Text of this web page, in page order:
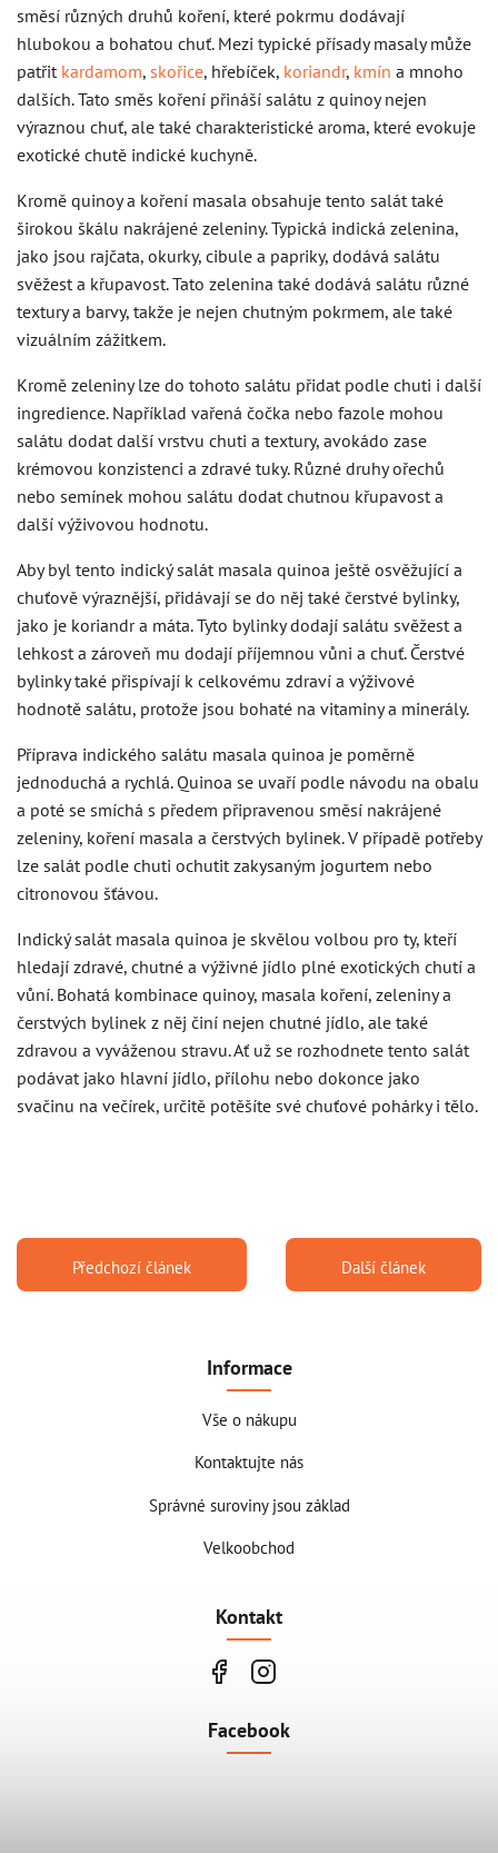
směsí různých druhů koření, které pokrmu dodávají
hlubokou a bohatou chuť. Mezi typické přísady masaly může
patřit kardamom, skořice, hřebíček, koriandr, kmín a mnoho
dalších. Tato směs koření přináší salátu z quinoy nejen
výraznou chuť, ale také charakteristické aroma, které evokuje
exotické chutě indické kuchyně.
Kromě quinoy a koření masala obsahuje tento salát také
širokou škálu nakrájené zeleniny. Typická indická zelenina,
jako jsou rajčata, okurky, cibule a papriky, dodává salátu
svěžest a křupavost. Tato zelenina také dodává salátu různé
textury a barvy, takže je nejen chutným pokrmem, ale také
vizuálním zážitkem.
Kromě zeleniny lze do tohoto salátu přidat podle chuti i další
ingredience. Například vařená čočka nebo fazole mohou
salátu dodat další vrstvu chuti a textury, avokádo zase
krémovou konzistenci a zdravé tuky. Různé druhy ořechů
nebo semínek mohou salátu dodat chutnou křupavost a
další výživovou hodnotu.
Aby byl tento indický salát masala quinoa ještě osvěžující a
chuťově výraznější, přidávají se do něj také čerstvé bylinky,
jako je koriandr a máta. Tyto bylinky dodají salátu svěžest a
lehkost a zároveň mu dodají příjemnou vůni a chuť. Čerstvé
bylinky také přispívají k celkovému zdraví a výživové
hodnotě salátu, protože jsou bohaté na vitaminy a minerály.
Příprava indického salátu masala quinoa je poměrně
jednoduchá a rychlá. Quinoa se uvaří podle návodu na obalu
a poté se smíchá s předem připravenou směsí nakrájené
zeleniny, koření masala a čerstvých bylinek. V případě potřeby
lze salát podle chuti ochutit zakysaným jogurtem nebo
citronovou šťávou.
Indický salát masala quinoa je skvělou volbou pro ty, kteří
hledají zdravé, chutné a výživné jídlo plné exotických chutí a
vůní. Bohatá kombinace quinoy, masala koření, zeleniny a
čerstvých bylinek z něj činí nejen chutné jídlo, ale také
zdravou a vyváženou stravu. Ať už se rozhodnete tento salát
podávat jako hlavní jídlo, přílohu nebo dokonce jako
svačinu na večírek, určitě potěšíte své chuťové pohárky i tělo.
Předchozí článek Další článek
Informace
Vše o nákupu
Kontaktujte nás
Správné suroviny jsou základ
Velkoobchod
Kontakt
Facebook